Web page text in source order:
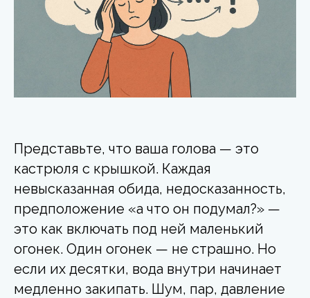
Представьте, что ваша голова — это
кастрюля с крышкой. Каждая
невысказанная обида, недосказанность,
предположение «а что он подумал?» —
это как включать под ней маленький
огонек. Один огонек — не страшно. Но
если их десятки, вода внутри начинает
медленно закипать. Шум, пар, давление